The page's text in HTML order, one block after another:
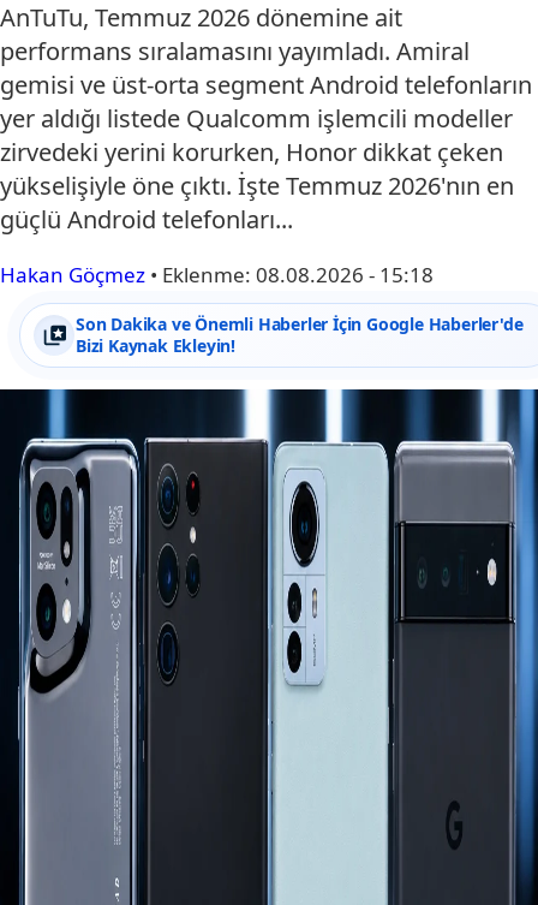
AnTuTu, Temmuz 2026 dönemine ait
performans sıralamasını yayımladı. Amiral
gemisi ve üst-orta segment Android telefonların
yer aldığı listede Qualcomm işlemcili modeller
zirvedeki yerini korurken, Honor dikkat çeken
yükselişiyle öne çıktı. İşte Temmuz 2026'nın en
güçlü Android telefonları...
Hakan Göçmez • Eklenme: 08.08.2026 - 15:18
Son Dakika ve Önemli Haberler İçin Google Haberler'de
Bizi Kaynak Ekleyin!